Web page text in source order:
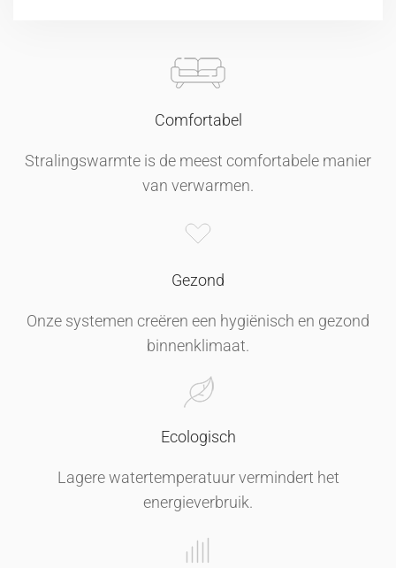
Comfortabel
Stralingswarmte is de meest comfortabele manier
van verwarmen.
Gezond
Onze systemen creëren een hygiënisch en gezond
binnenklimaat.
Ecologisch
Lagere watertemperatuur vermindert het
energieverbruik.